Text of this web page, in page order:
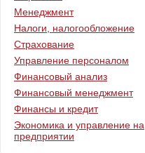
Менеджмент
Налоги, налогообложение
Страхование
Управление персоналом
Финансовый анализ
Финансовый менеджмент
Финансы и кредит
Экономика и управление на
предприятии